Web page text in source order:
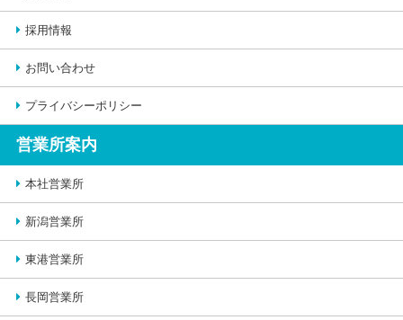
採用情報
お問い合わせ
プライバシーポリシー
営業所案内
本社営業所
新潟営業所
東港営業所
長岡営業所